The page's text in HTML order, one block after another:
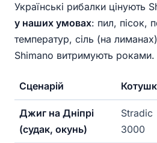
Українські рибалки цінують
у наших умовах: пил, пісок,
температур, сіль (на
Shimano витримують роками.
Сценарій
Джиг на Дніпрі
(судак, окунь)
Stradic
3000